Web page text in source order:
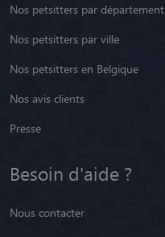
Nos petsitters par département
Nos petsitters par ville
Nos petsitters en Belgique
Nos avis clients
Presse
Besoin d'aide ?
Nous contacter